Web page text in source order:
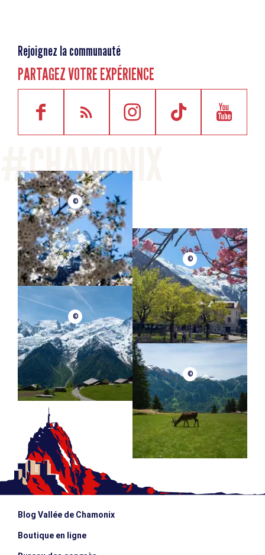
Rejoignez la communauté
PARTAGEZ VOTRE EXPÉRIENCE
©
©
©
©
Blog Vallée de Chamonix
Boutique en ligne